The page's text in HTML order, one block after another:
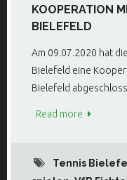
KOOPERATION
BIELEFELD
Am 09.07.2020 hat
Bielefeld eine
Bielefeld
Read more
Tennis